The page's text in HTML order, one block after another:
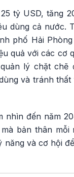
tỷ USD, tăng
dùng cả nước.
phố Hải
quả với các cơ
lý chặt chẽ
và tránh
nhìn đến năm
bản thân mỗi
năng và cơ hội